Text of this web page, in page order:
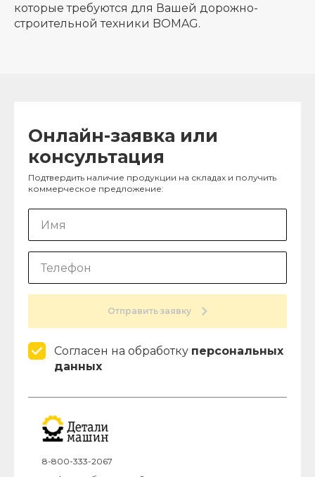
которые требуются для Вашей дорожно-
строительной техники BOMAG.
Онлайн-заявка или
консультация
Подтвердить наличие продукции на складах и получить
коммерческое предложение:
Отправить заявку
Согласен на обработку персональных
данных
8-800-333-2067